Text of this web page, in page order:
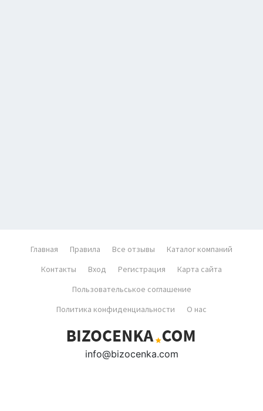
Главная Правила Все отзывы
Каталог компаний
Контакты
Вход Регистрация
Карта сайта
Пользовательськое соглашение
Политика конфиденциальности
О нас
info@bizocenka.com